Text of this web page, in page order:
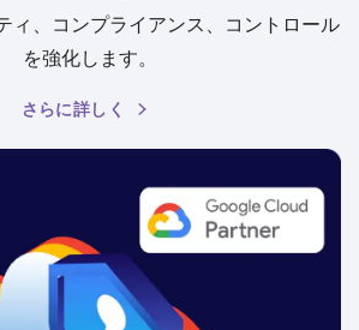
ィ、コンプライアンス、コントロール
を強化します。
さらに詳しく